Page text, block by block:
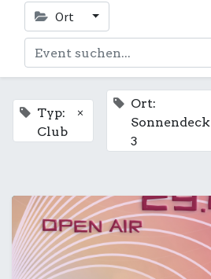
Ort
Typ:
Club
×
Ort:
Sonnendeck
3